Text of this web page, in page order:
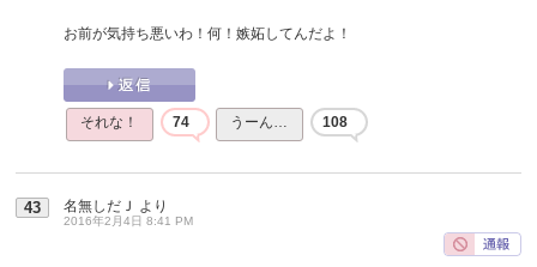
お前が気持ち悪いわ！何！嫉妬してんだよ！
それな！ 74 うーん… 108
43 名無しだＪ より
2016年2月4日 8:41 PM